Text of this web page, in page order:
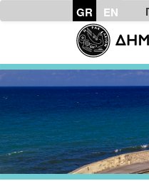
GR EN